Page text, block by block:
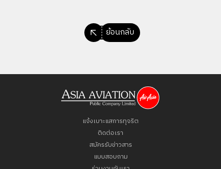
ย้อนกลับ
แจ้งเบาะแสการทุจริต
ติดต่อเรา
สมัครรับข่าวสาร
แบบสอบถาม